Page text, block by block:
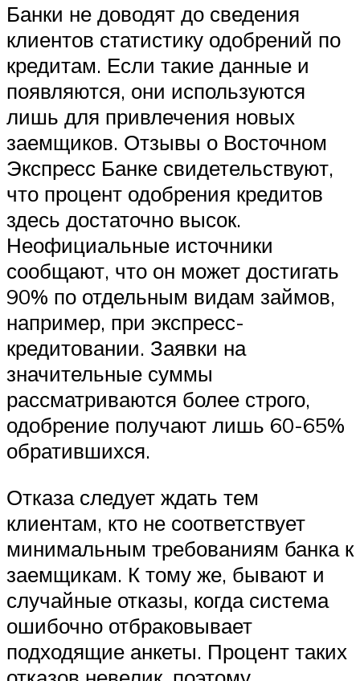
Банки не доводят до сведения
клиентов статистику одобрений по
кредитам. Если такие данные и
появляются, они используются
лишь для привлечения новых
заемщиков. Отзывы о Восточном
Экспресс Банке свидетельствуют,
что процент одобрения кредитов
здесь достаточно высок.
Неофициальные источники
сообщают, что он может достигать
90% по отдельным видам займов,
например, при экспресс-
кредитовании. Заявки на
значительные суммы
рассматриваются более строго,
одобрение получают лишь 60-65%
обратившихся.
Отказа следует ждать тем
клиентам, кто не соответствует
минимальным требованиям банка к
заемщикам. К тому же, бывают и
случайные отказы, когда система
ошибочно отбраковывает
подходящие анкеты. Процент таких